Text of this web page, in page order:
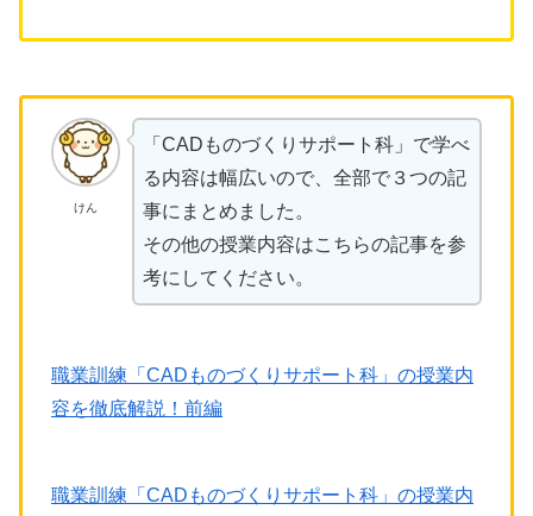
けん
「CADものづくりサポート科」で学べ
る内容は幅広いので、全部で３つの記
事にまとめました。
その他の授業内容はこちらの記事を参
考にしてください。
職業訓練「CADものづくりサポート科」の授業内
容を徹底解説！前編
職業訓練「CADものづくりサポート科」の授業内